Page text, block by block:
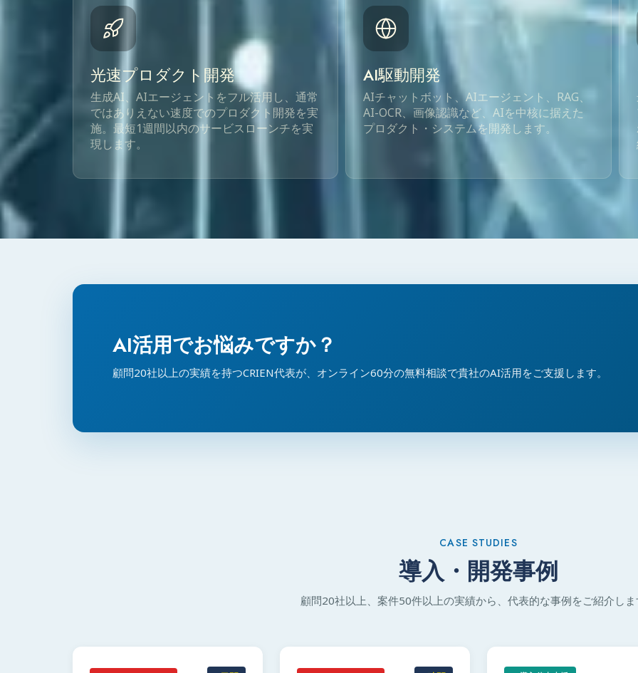
光速プロダクト開発
生成AI、AIエージェントをフル活用し、通常
ではありえない速度でのプロダクト開発を実
施。最短1週間以内のサービスローンチを実
現します。
AI駆動開発
AIチャットボット、AIエージェント、RAG、
AI-OCR、画像認識など、AIを中核に据えた
プロダクト・システムを開発します。
AI活用でお悩みですか？
顧問20社以上の実績を持つCRIEN代表が、オンライン60分の無料相談で貴社のAI活用をご支援します。
CASE STUDIES
導入・開発事例
顧問20社以上、案件50件以上の実績から、代表的な事例をご紹介しま